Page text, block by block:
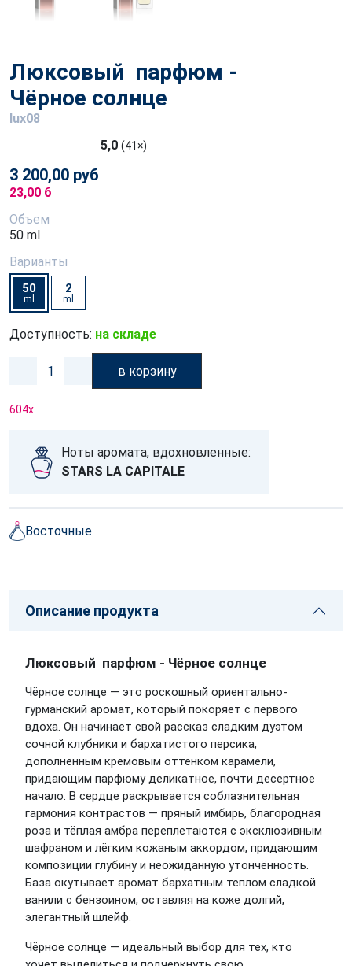
Люксовый парфюм -
Чёрное солнце
lux08
5,0 (41×)
3 200,00 руб
23,00 б
Объем
50 ml
Варианты
50
ml
2
ml
Доступность: на складе
в корзину
604x
Ноты аромата, вдохновленные:
STARS LA CAPITALE
Восточные
Описание продукта
Люксовый парфюм - Чёрное солнце
Чёрное солнце — это роскошный ориентально-
гурманский аромат, который покоряет с первого
вдоха. Он начинает свой рассказ сладким дуэтом
сочной клубники и бархатистого персика,
дополненным кремовым оттенком карамели,
придающим парфюму деликатное, почти десертное
начало. В сердце раскрывается соблазнительная
гармония контрастов — пряный имбирь, благородная
роза и тёплая амбра переплетаются с эксклюзивным
шафраном и лёгким кожаным аккордом, придающим
композиции глубину и неожиданную утончённость.
База окутывает аромат бархатным теплом сладкой
ванили с бензоином, оставляя на коже долгий,
элегантный шлейф.
Чёрное солнце — идеальный выбор для тех, кто